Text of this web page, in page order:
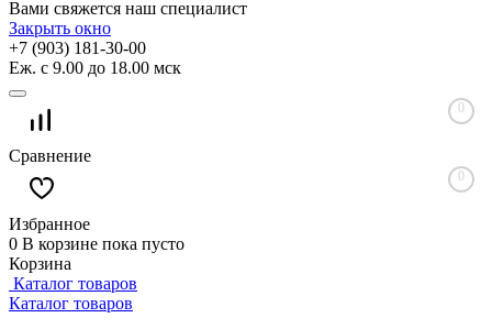
Вами свяжется наш специалист
Закрыть окно
+7 (903) 181-30-00
Еж. с 9.00 до 18.00 мск
0
Сравнение
0
Избранное
0 В корзине пока пусто
Корзина
Каталог товаров
Каталог товаров